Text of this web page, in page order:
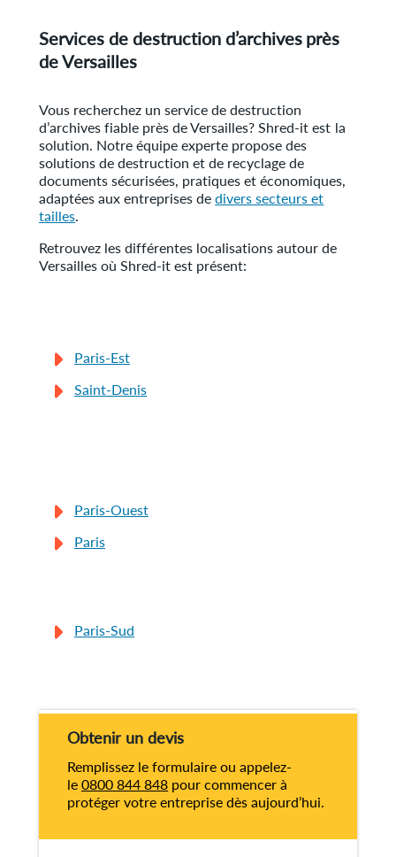
Services de destruction d’archives près
de Versailles
Vous recherchez un service de destruction
d’archives fiable près de Versailles? Shred-it est la
solution. Notre équipe experte propose des
solutions de destruction et de recyclage de
documents sécurisées, pratiques et économiques,
adaptées aux entreprises dedivers secteurs et
tailles.
Retrouvez les différentes localisations autour de
Versailles où Shred-it est présent:
Paris-Est
Saint-Denis
Paris-Ouest
Paris
Paris-Sud
Obtenir un devis
Remplissez le formulaire ou appelez-
le0800 844 848 pour commencer à
protéger votre entreprise dès aujourd’hui.